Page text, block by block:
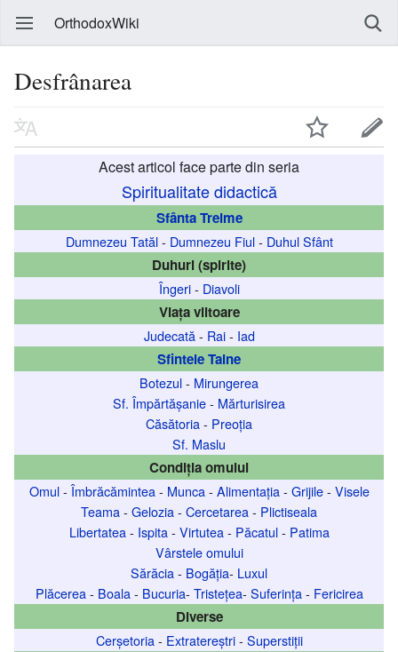
OrthodoxWiki
Desfrânarea
Acest articol face parte din seria
Spiritualitate didactică
Sfânta Treime
Dumnezeu Tatăl- Dumnezeu Fiul- Duhul Sfânt
Duhuri (spirite)
Îngeri- Diavoli
Viața viitoare
Judecată- Rai- Iad
Sfintele Taine
Botezul- Mirungerea
Sf. Împărtășanie- Mărturisirea
Căsătoria- Preoția
Sf. Maslu
Condiția omului
Omul- Îmbrăcămintea- Munca- Alimentația- Grijile- Visele
Teama- Gelozia- Cercetarea- Plictiseala
Libertatea- Ispita- Virtutea- Păcatul- Patima
Vârstele omului
Sărăcia- Bogăția- Luxul
Plăcerea- Boala- Bucuria- Tristețea- Suferința- Fericirea
Diverse
Cerșetoria- Extratereștri- Superstiții